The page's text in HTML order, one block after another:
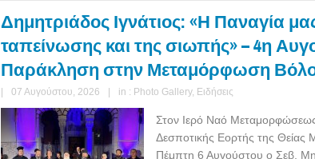
Δημητριάδος Ιγνάτιος: «Η Παναγία
ταπείνωσης και της σιωπής» – 4η
Παράκληση στην Μεταμόρφωση
07 Αυγούστου, 2026 in : Photo Gallery, Ειδήσεις
Στον Ιερό Ναό
Δεσποτικής Εορτής της
Πέμπτη 6 Αυγούστου ο Σεβ.